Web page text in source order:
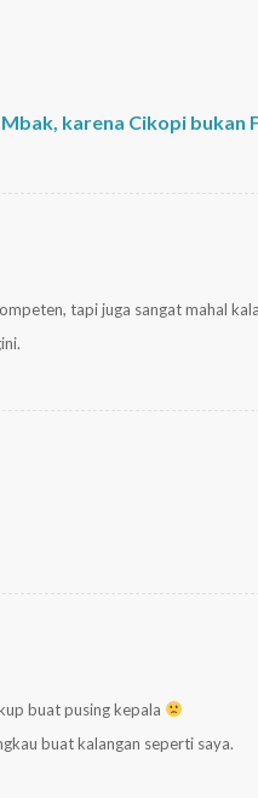
karena Cikopi bukan
tapi juga sangat mahal
buat pusing kepala
buat kalangan seperti saya.